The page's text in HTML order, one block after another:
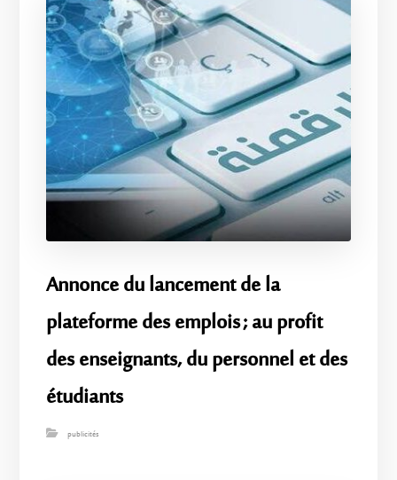
Annonce du lancement de la
plateforme des emplois ; au profit
des enseignants, du personnel et des
étudiants
publicités